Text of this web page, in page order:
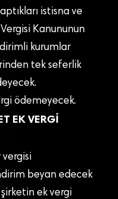
istisna ve
Kanununun
kurumlar
tek seferlik
ödemeyecek.
EK VERGİ
beyan edecek
ek vergi